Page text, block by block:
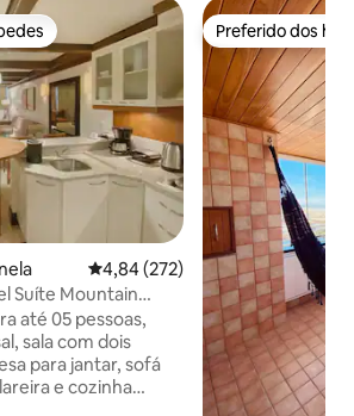
4,84 de uma avaliação média de
4,84 (272)
Suíte Mountain
sala com dois
para jantar, sofá
e cozinha
Preferido dos
Preferido dos